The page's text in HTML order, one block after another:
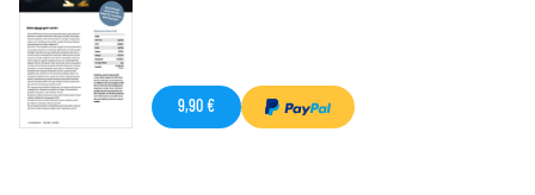
9,90 €